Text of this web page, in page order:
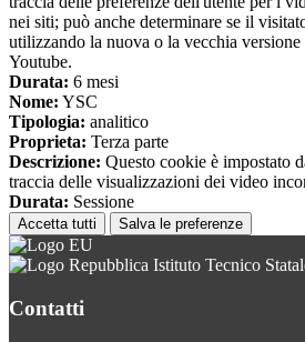
nei siti; può anche determinare se il
utilizzando la nuova o la vecchia
Youtube.
Durata: 6 mesi
Nome: YSC
Tipologia: analitico
Proprieta: Terza parte
Descrizione: Questo cookie è impostato
traccia delle visualizzazioni dei video
Durata: Sessione
Accetta tutti Salva le preferenze
Istituto Tecnico
Contatti